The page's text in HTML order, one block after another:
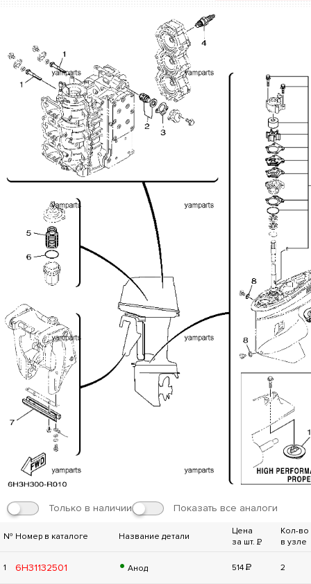
Только в наличии Показать все аналоги
№ Номер в каталоге Название детали
Цена
за шт. Р
Кол-во
в узле
1 6H31132501 • Анод 514 Р 2